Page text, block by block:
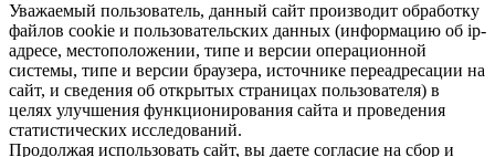
Уважаемый пользователь, данный сайт производит обработку
файлов cookie и пользовательских данных (информацию об ip-
адресе, местоположении, типе и версии операционной
системы, типе и версии браузера, источнике переадресации на
сайт, и сведения об открытых страницах пользователя) в
целях улучшения функционирования сайта и проведения
статистических исследований.
Продолжая использовать сайт, вы даете согласие на сбор и